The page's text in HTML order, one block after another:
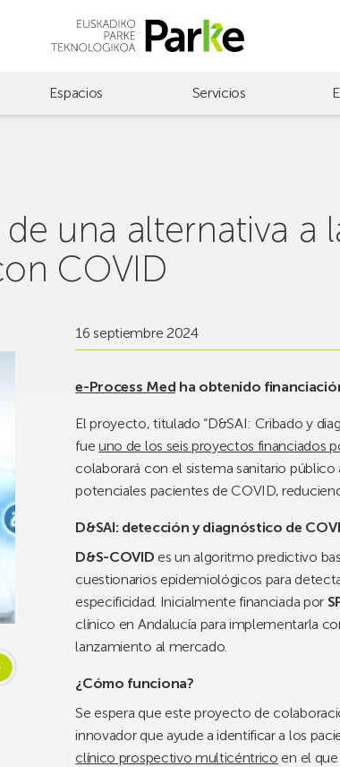
Espacios Servicios
una alternativa a
COVID
16 septiembre 2024
e-Process Med ha obtenido
El proyecto, titulado “D&SAI: Cribado y
fueuno de los seis proyectos financiados
colaborará con el sistema sanitario
potenciales pacientes de COVID,
D&SAI: detección y diagnóstico de
D&S-COVID es un algoritmo predictivo
cuestionarios epidemiológicos para
especificidad. Inicialmente financiada por
clínico en Andalucía para implementarla
lanzamiento al mercado.
¿Cómo funciona?
Se espera que este proyecto de
innovador que ayude a identificar a los
clínico prospectivo multicéntrico en el